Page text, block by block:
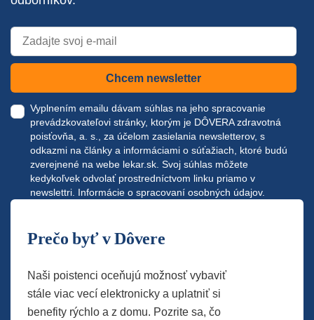
Chcem newsletter
Vyplnením emailu dávam súhlas na jeho spracovanie
prevádzkovateľovi stránky, ktorým je DÔVERA zdravotná
poisťovňa, a. s., za účelom zasielania newsletterov, s
odkazmi na články a informáciami o súťažiach, ktoré budú
zverejnené na webe lekar.sk. Svoj súhlas môžete
kedykoľvek odvolať prostredníctvom linku priamo v
newslettri. Informácie o spracovaní osobných údajov.
Prečo byť v Dôvere
Naši poistenci oceňujú možnosť vybaviť
stále viac vecí elektronicky a uplatniť si
benefity rýchlo a z domu. Pozrite sa, čo